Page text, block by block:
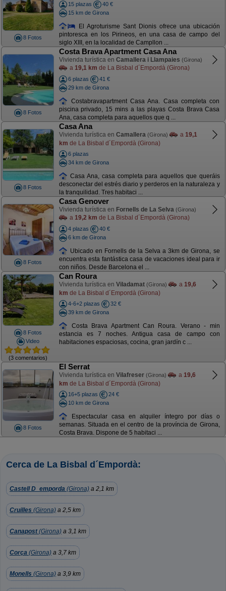
8 Fotos
15 plazas
40 €
15 km de Girona
El Agroturisme Sant Dionis ofrece una ubicación
pintoresca en los Pirineos, en una casa de campo del
siglo XIII, en la localidad de Campllon ...
8 Fotos
Costa Brava Apartment Casa Ana
Vivienda turística en Camallera i Llampaies (Girona)
a 19,1 km de La Bisbal d´Empordà (Girona)
6 plazas
41 €
29 km de Girona
Costabravapartment Casa Ana. Casa completa con
piscina privado, 15 mins a las playas Costa Brava Casa
Ana, casa completa para aquellos que q ...
8 Fotos
Casa Ana
Vivienda turística en Camallera (Girona) a 19,1
km de La Bisbal d´Empordà (Girona)
6 plazas
34 km de Girona
Casa Ana, casa completa para aquellos que queráis
desconectar del estrés diario y perderos en la naturaleza y
la tranquilidad. Tres habitaci ...
8 Fotos
Casa Genover
Vivienda turística en Fornells de La Selva (Girona)
a 19,2 km de La Bisbal d´Empordà (Girona)
4 plazas
40 €
6 km de Girona
Ubicado en Fornells de la Selva a 3km de Girona, se
encuentra esta fantástica casa de vacaciones ideal para ir
con niños. Desde Barcelona el ...
8 Fotos
Video
(3 comentarios)
Can Roura
Vivienda turística en Viladamat (Girona) a 19,6
km de La Bisbal d´Empordà (Girona)
4-6+2 plazas
32 €
39 km de Girona
Costa Brava Apartment Can Roura. Verano - min
estancia es 7 noches. Antigua casa de campo con
habitaciones espaciosas, cocina, gran jardín c ...
8 Fotos
El Serrat
Vivienda turística en Vilafreser (Girona) a 19,6
km de La Bisbal d´Empordà (Girona)
16+5 plazas
24 €
10 km de Girona
Espectacular casa en alquiler íntegro por días o
semanas. Situada en el centro de la província de Girona,
Costa Brava. Dispone de 5 habitaci ...
Cerca de La Bisbal d´Empordà:
Castell D_emporda (Girona) a 2,1 km
Cruilles (Girona) a 2,5 km
Canapost(Girona) a 3,1 km
Corça (Girona) a 3,7 km
Monells (Girona) a 3,9 km